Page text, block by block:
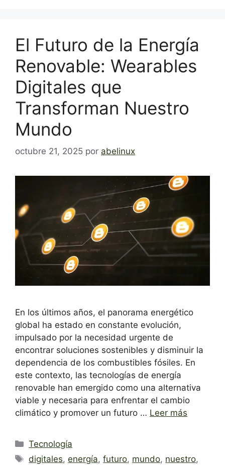
El Futuro de la Energía
Renovable: Wearables
Digitales que
Transforman Nuestro
Mundo
octubre 21, 2025 por abelinux
En los últimos años, el panorama energético
global ha estado en constante evolución,
impulsado por la necesidad urgente de
encontrar soluciones sostenibles y disminuir la
dependencia de los combustibles fósiles. En
este contexto, las tecnologías de energía
renovable han emergido como una alternativa
viable y necesaria para enfrentar el cambio
climático y promover un futuro … Leer más
Categorías
Tecnología
Etiquetas
digitales,energía,futuro, mundo, nuestro,